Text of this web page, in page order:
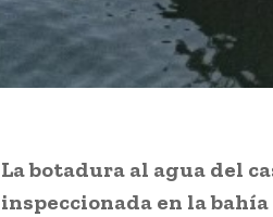
La botadura al agua del
inspeccionada en la